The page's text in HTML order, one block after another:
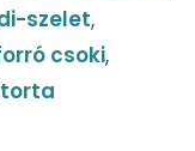
szelet,
csoki,